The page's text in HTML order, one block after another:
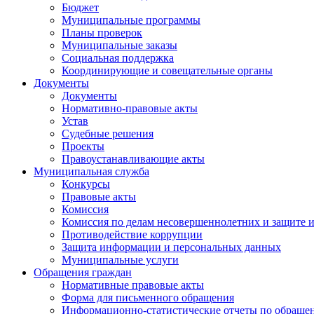
Бюджет
Муниципальные программы
Планы проверок
Муниципальные заказы
Социальная поддержка
Координирующие и совещательные органы
Документы
Документы
Нормативно-правовые акты
Устав
Судебные решения
Проекты
Правоустанавливающие акты
Муниципальная служба
Конкурсы
Правовые акты
Комиссия
Комиссия по делам несовершеннолетних и защите
Противодействие коррупции
Защита информации и персональных данных
Муниципальные услуги
Обращения граждан
Нормативные правовые акты
Форма для письменного обращения
Информационно-статистические отчеты по